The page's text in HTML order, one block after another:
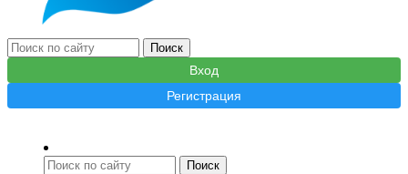
Вход
Регистрация